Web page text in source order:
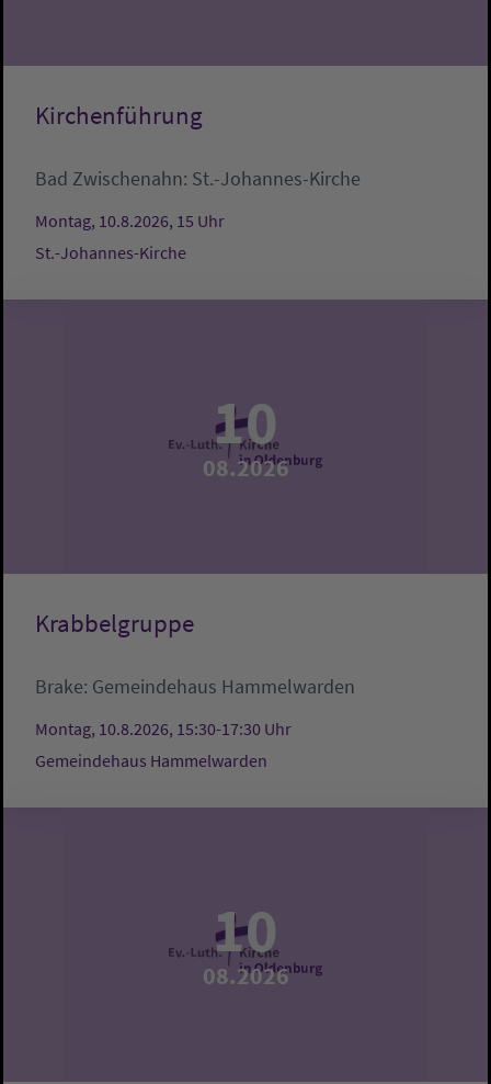
Kirchenführung
Bad Zwischenahn: St.-Johannes-Kirche
Montag, 10.8.2026, 15 Uhr
St.-Johannes-Kirche
10
08.2026
Krabbelgruppe
Brake: Gemeindehaus Hammelwarden
Montag, 10.8.2026, 15:30-17:30 Uhr
Gemeindehaus Hammelwarden
10
08.2026